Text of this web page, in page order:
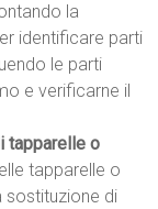
la
identificare parti
le parti
e verificarne il
tapparelle o
tapparelle o
sostituzione di